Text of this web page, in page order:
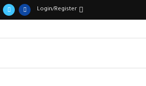
Login/Register